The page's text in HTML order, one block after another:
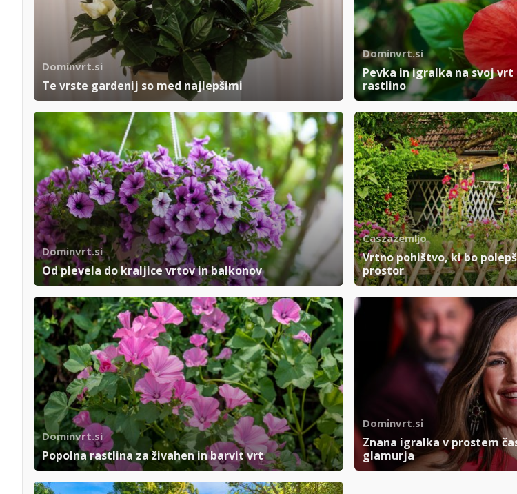
Dominvrt.si
Te vrste gardenij so med najlepšimi
Dominvrt.si
Pevka in igralka na svoj vrt
rastlino
Dominvrt.si
Od plevela do kraljice vrtov in balkonov
Caszazemljo
Vrtno pohištvo, ki bo
prostor
Dominvrt.si
Popolna rastlina za živahen in barvit vrt
Dominvrt.si
Znana igralka v prostem
glamurja